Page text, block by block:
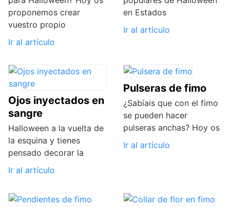
proponemos crear
vuestro propio
Ir al artículo
en Estados
Ir al artículo
Ojos inyectados en
sangre
Halloween a la vuelta de
la esquina y tienes
pensado decorar la
Ir al artículo
Pulseras de fimo
¿Sabíais que con el fimo
se pueden hacer
pulseras anchas? Hoy os
Ir al artículo